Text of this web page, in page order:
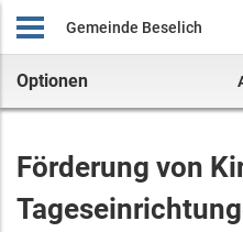
Gemeinde Beselich
Optionen
Förderung von